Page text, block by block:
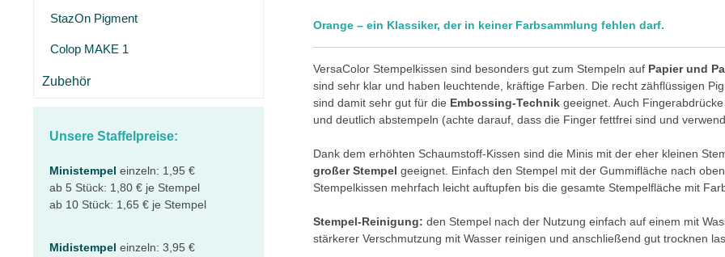
StazOn Pigment
Colop MAKE 1
Zubehör
Unsere Staffelpreise:
Ministempel einzeln: 1,95 €
ab 5 Stück: 1,80 € je Stempel
ab 10 Stück: 1,65 € je Stempel
Midistempel einzeln: 3,95 €
Orange – ein Klassiker, der in keiner Farbsammlung fehlen darf.
VersaColor Stempelkissen sind besonders gut zum Stempeln auf Papier und
sind sehr klar und haben leuchtende, kräftige Farben. Die recht zähflüssigen
sind damit sehr gut für die Embossing-Technik geeignet. Auch
und deutlich abstempeln (achte darauf, dass die Finger fettfrei sind und
Dank dem erhöhten Schaumstoff-Kissen sind die Minis mit der eher kleinen
großer Stempel geeignet. Einfach den Stempel mit der Gummifläche nach
Stempelkissen mehrfach leicht auftupfen bis die gesamte Stempelfläche mit
Stempel-Reinigung: den Stempel nach der Nutzung einfach auf einem mit
stärkerer Verschmutzung mit Wasser reinigen und anschließend gut trocknen